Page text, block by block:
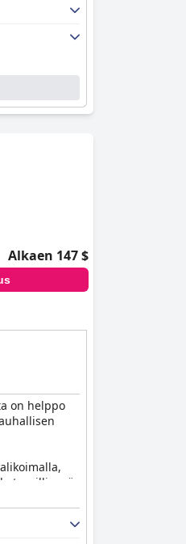
Alkaen 147 $
on helppo
tyypillisenä,